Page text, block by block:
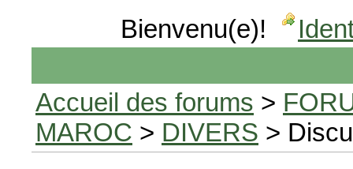
Bienvenu(e)!
Accueil des forums >
MAROC > DIVERS >